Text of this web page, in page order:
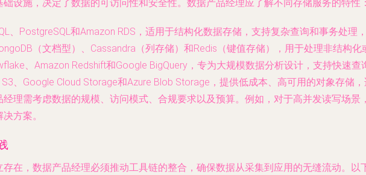
设施，决定了数据的可访问性和安全性。数据产品经理应了解不同存储服务的特性：
、PostgreSQL和Amazon RDS，适用于结构化数据存储，支持复杂查询和事务处理
（文档型）、Cassandra（列存储）和Redis（键值存储），用于处理非结构
、Amazon Redshift和Google BigQuery，专为大规模数据分析设计，支持快速
S3、Google Cloud Storage和Azure Blob Storage，提供低成本、高可用的对象存储
理需考虑数据的规模、访问模式、合规要求以及预算。例如，对于高并发读写场
方案。
在，数据产品经理必须推动工具链的整合，确保数据从采集到应用的无缝流动。以